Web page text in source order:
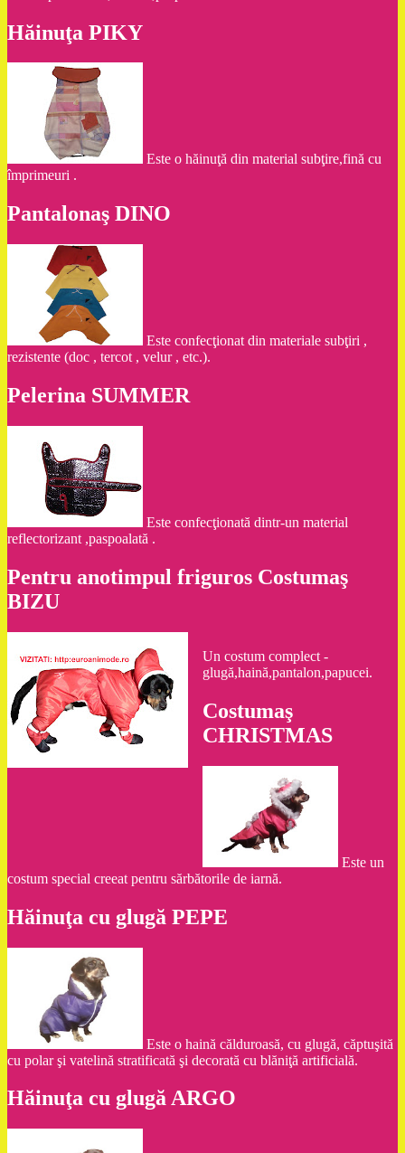
Hăinuţa PIKY
Este o hăinuţă din material subţire,fină cu
împrimeuri .
Pantalonaş DINO
Este confecţionat din materiale subţiri ,
rezistente (doc , tercot , velur , etc.).
Pelerina SUMMER
Este confecţionată dintr-un material
reflectorizant ,paspoalată .
Pentru anotimpul friguros Costumaş
BIZU
Un costum complect -
glugă,haină,pantalon,papucei.
Costumaş
CHRISTMAS
Este un
costum special creeat pentru sărbătorile de iarnă.
Hăinuţa cu glugă PEPE
Este o haină călduroasă, cu glugă, căptuşită
cu polar şi vatelină stratificată şi decorată cu blăniţă artificială.
Hăinuţa cu glugă ARGO